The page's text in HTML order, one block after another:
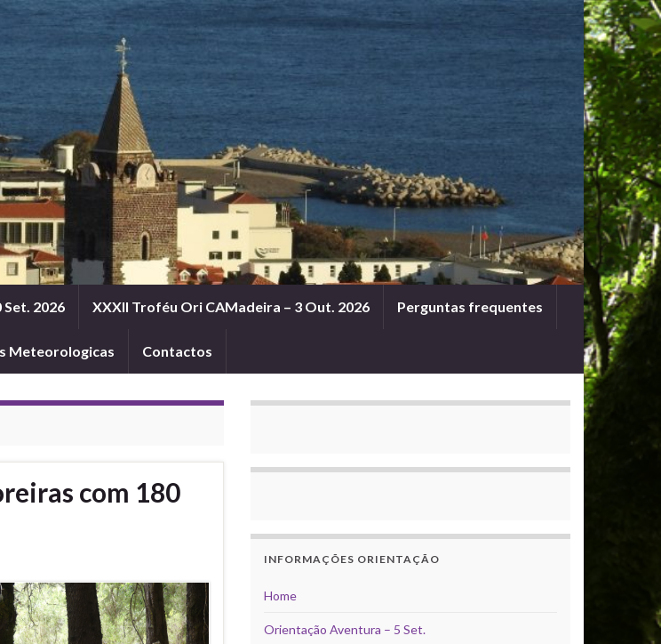
2026 XXXII Troféu Ori CAMadeira – 3 Out. 2026 Perguntas frequentes
Meteorologicas Contactos
com 180
INFORMAÇÕES ORIENTAÇÃO
Home
Orientação Aventura – 5 Set.